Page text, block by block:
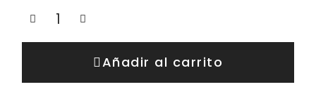
Añadir al carrito